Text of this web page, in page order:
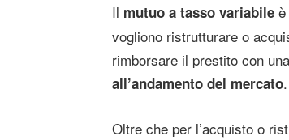
Il mutuo a tasso variabile
vogliono ristrutturare o
rimborsare il prestito con
all’andamento del mercato.
Oltre che per l’acquisto o